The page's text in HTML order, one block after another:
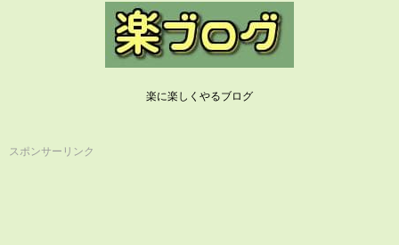
楽に楽しくやるブログ
スポンサーリンク